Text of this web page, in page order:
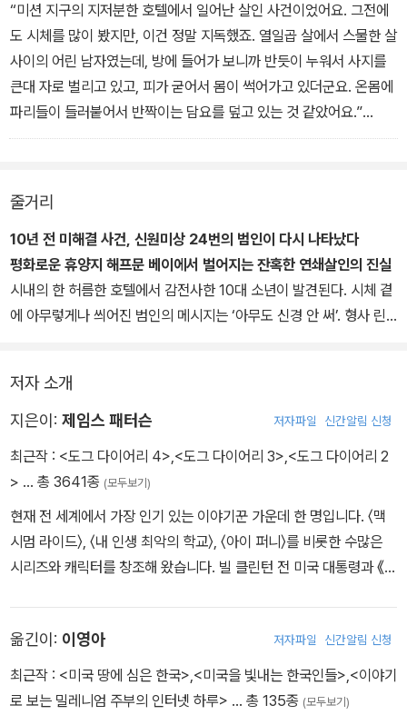
“미션 지구의 지저분한 호텔에서 일어난 살인 사건이었어요. 그전에
도 시체를 많이 봤지만, 이건 정말 지독했죠. 열일곱 살에서 스물한 살
사이의 어린 남자였는데, 방에 들어가 보니까 반듯이 누워서 사지를
큰대 자로 벌리고 있고, 피가 굳어서 몸이 썩어가고 있더군요. 온몸에
파리들이 들러붙어서 반짝이는 담요를 덮고 있는 것 같았어요.”
그 이미지가 물밀듯이 밀려오자 나는 목이 꽉 막혔다. 바로 지금 그 호
줄거리
10년 전 미해결 사건, 신원미상 24번의 범인이 다시 나타났다
평화로운 휴양지 해프문 베이에서 벌어지는 잔혹한 연쇄살인의 진실
시내의 한 허름한 호텔에서 감전사한 10대 소년이 발견된다. 시체 곁
에 아무렇게나 씌어진 범인의 메시지는 ‘아무도 신경 안 써’. 형사 린
난 용의자들을 쫓다가 불가피한 총격전으로 용의자 중의 한 명인 여
자 아이를 사살하고 만다. 이 사고로 병원 신세뿐 아니라 피해자 부모
의 남부 휴양지 해프문 베이로 떠나기로 결심하고 그곳에서 몸과 마
음을 추스르고자 한다. 그러나 아무 연관도 없어 보이는 해프문 베이
의 평범한 부부들이 한 쌍씩 살해되면서 린지의 휴가는 서서히 위협
을 받고, 타고난 경찰인 그녀의 수사 본능은 다시 발동하기 시작한다.
저자 소개
지은이: 제임스 패터슨 저자파일 신간알림 신청
최근작 : <도그 다이어리 4>,<도그 다이어리 3>,<도그 다이어리 2
> … 총 3641종 (모두보기)
현재 전 세계에서 가장 인기 있는 이야기꾼 가운데 한 명입니다. 〈맥
시멈 라이드〉, 〈내 인생 최악의 학교〉, 〈아이 퍼니〉를 비롯한 수많은
시리즈와 캐릭터를 창조해 왔습니다. 빌 클린턴 전 미국 대통령과 《대
많이 한 작가로 기네스북에 올라 있으며, 전 세계에서 4억 부 이상 책
이 팔렸습니다. 영미권 최고의 추리 문학상인 에드거상, 미국 방송계
의 아카데미상으로 불리는 에미상, 전미 도서 재단이 수여하는 리터
옮긴이: 이영아 저자파일 신간알림 신청
최근작 : <미국 땅에 심은 한국>,<미국을 빛내는 한국인들>,<이야기
로 보는 밀레니엄 주부의 인터넷 하루> … 총 135종 (모두보기)